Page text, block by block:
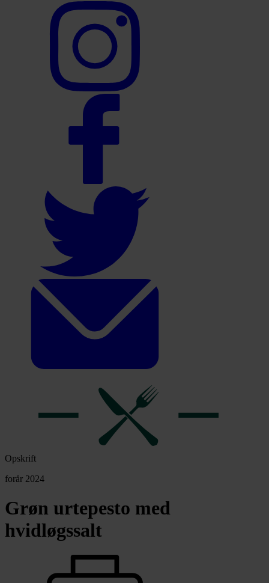
Opskrift
forår 2024
Grøn urtepesto med
hvidløgssalt